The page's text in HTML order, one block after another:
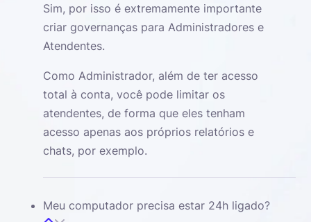
Sim, por isso é extremamente importante
criar governanças para Administradores e
Atendentes.
Como Administrador, além de ter acesso
total à conta, você pode limitar os
atendentes, de forma que eles tenham
acesso apenas aos próprios relatórios e
chats, por exemplo.
Meu computador precisa estar 24h ligado?